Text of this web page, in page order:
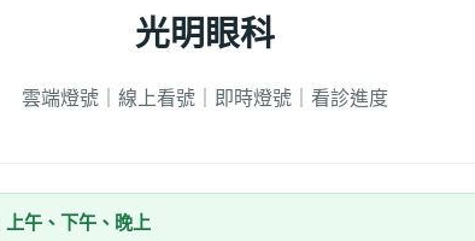
光明眼科
雲端燈號｜線上看號｜即時燈號｜看診進度
上午、下午、晚上